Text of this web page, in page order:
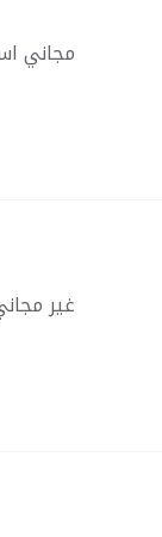
مجاني
غير